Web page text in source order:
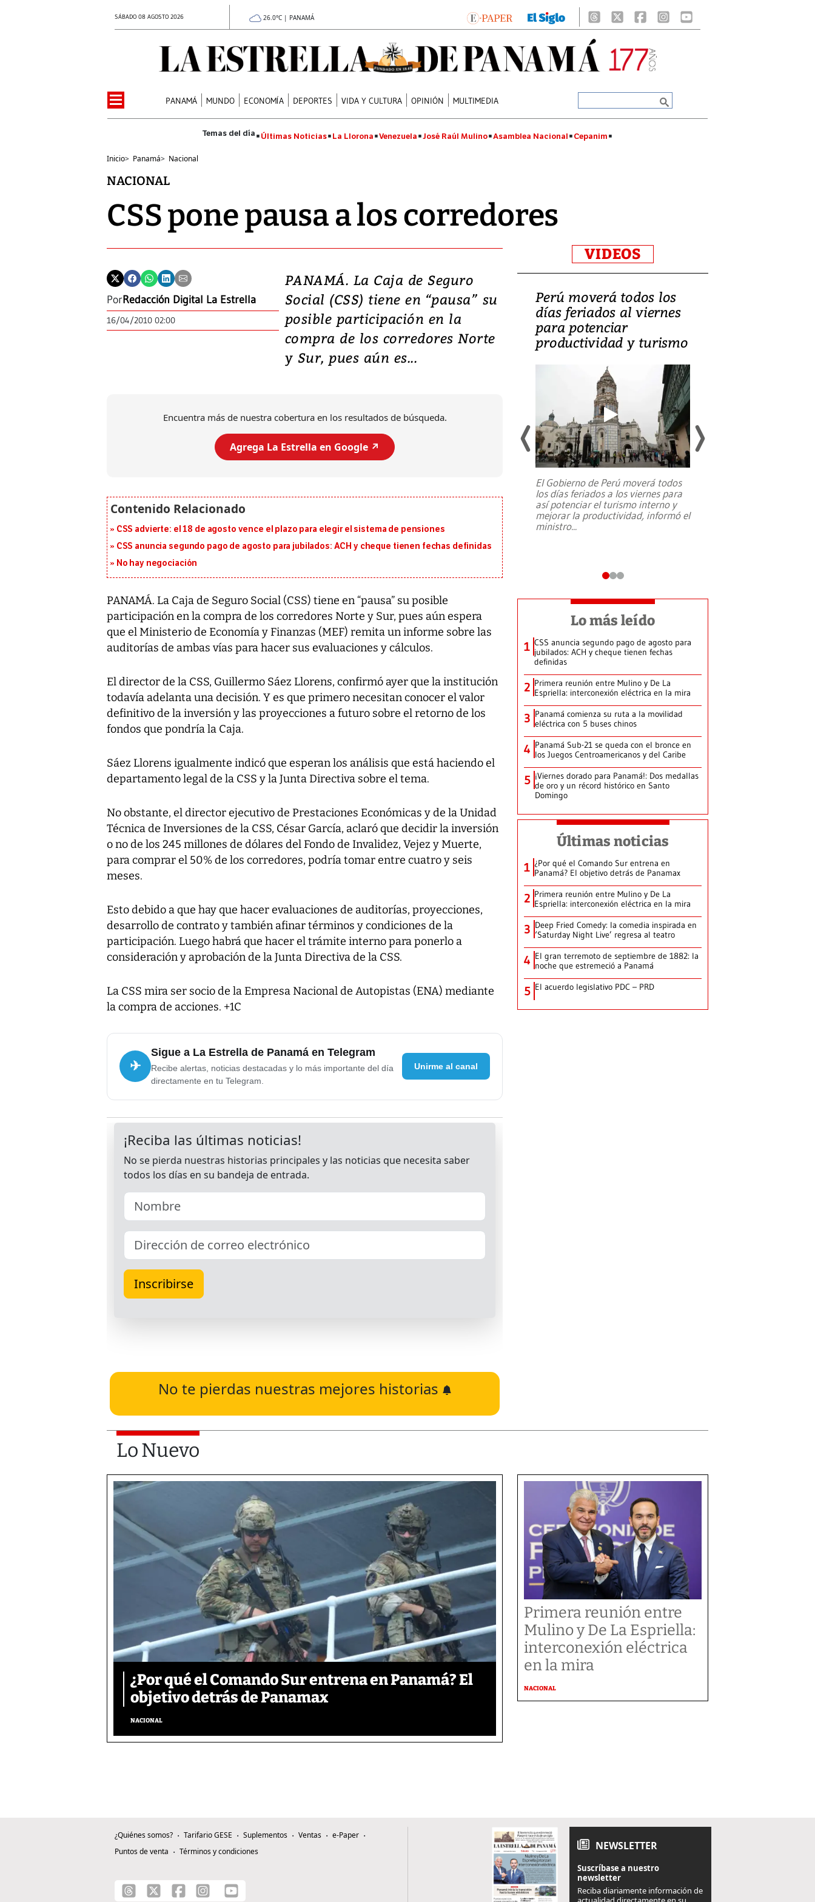
SÁBADO 08 AGOSTO 2026 26.0°C | PANAMÁ
PANAMÁ MUNDO ECONOMÍA DEPORTES VIDA Y CULTURA OPINIÓN MULTIMEDIA
Últimas Noticias La Llorona Venezuela José Raúl Mulino Asamblea Nacional Cepanim
Inicio> Panamá> Nacional
NACIONAL
CSS pone pausa a los corredores
PorRedacción Digital La Estrella
16/04/2010 02:00
PANAMÁ. La Caja de Seguro
Social (CSS) tiene en “pausa” su
posible participación en la
compra de los corredores Norte
y Sur, pues aún es...
Encuentra más de nuestra cobertura en los resultados de búsqueda.
Agrega La Estrella en Google ↗️
CSS advierte: el 18 de agosto vence el plazo para elegir el sistema de pensiones
CSS anuncia segundo pago de agosto para jubilados: ACH y cheque tienen fechas definidas
No hay negociación
PANAMÁ. La Caja de Seguro Social (CSS) tiene en “pausa” su posible
participación en la compra de los corredores Norte y Sur, pues aún espera
que el Ministerio de Economía y Finanzas (MEF) remita un informe sobre las
auditorías de ambas vías para hacer sus evaluaciones y cálculos.
El director de la CSS, Guillermo Sáez Llorens, confirmó ayer que la institución
todavía adelanta una decisión. Y es que primero necesitan conocer el valor
definitivo de la inversión y las proyecciones a futuro sobre el retorno de los
fondos que pondría la Caja.
Sáez Llorens igualmente indicó que esperan los análisis que está haciendo el
departamento legal de la CSS y la Junta Directiva sobre el tema.
No obstante, el director ejecutivo de Prestaciones Económicas y de la Unidad
Técnica de Inversiones de la CSS, César García, aclaró que decidir la inversión
o no de los 245 millones de dólares del Fondo de Invalidez, Vejez y Muerte,
para comprar el 50% de los corredores, podría tomar entre cuatro y seis
meses.
Esto debido a que hay que hacer evaluaciones de auditorías, proyecciones,
desarrollo de contrato y también afinar términos y condiciones de la
participación. Luego habrá que hacer el trámite interno para ponerlo a
consideración y aprobación de la Junta Directiva de la CSS.
La CSS mira ser socio de la Empresa Nacional de Autopistas (ENA) mediante
la compra de acciones. +1C
✈
Sigue a La Estrella de Panamá en Telegram
Recibe alertas, noticias destacadas y lo más importante del día
directamente en tu Telegram.
Unirme al canal
No te pierdas nuestras mejores historias
VIDEOS
Video: Lula lanza su
candidatura con
promesas de inversión
en defensa, educación y
tierras raras
Entre recuerdos y escuetas
da Silva, oficializó este domingo su
candidatura...
Perú moverá todos los
días feriados al viernes
para potenciar
productividad y turismo
El Gobierno de Perú moverá todos
los días feriados a los viernes para
así potenciar el turismo interno y
mejorar la productividad, informó el
ministro...
Lo más leído
1 CSS anuncia segundo pago de agosto para
jubilados: ACH y cheque tienen fechas
definidas
2 Primera reunión entre Mulino y De La
Espriella: interconexión eléctrica en la mira
3 Panamá comienza su ruta a la movilidad
eléctrica con 5 buses chinos
4 Panamá Sub-21 se queda con el bronce en
los Juegos Centroamericanos y del Caribe
5 ¡Viernes dorado para Panamá!: Dos medallas
de oro y un récord histórico en Santo
Domingo
Últimas noticias
1 ¿Por qué el Comando Sur entrena en
Panamá? El objetivo detrás de Panamax
2 Primera reunión entre Mulino y De La
Espriella: interconexión eléctrica en la mira
3 Deep Fried Comedy: la comedia inspirada en
‘Saturday Night Live’ regresa al teatro
4 El gran terremoto de septiembre de 1882: la
noche que estremeció a Panamá
5 El acuerdo legislativo PDC – PRD
Lo Nuevo
¿Por qué el Comando Sur entrena en Panamá? El
objetivo detrás de Panamax
NACIONAL
Primera reunión entre
Mulino y De La Espriella:
interconexión eléctrica
en la mira
NACIONAL
¿Quiénes somos? Tarifario GESE Suplementos Ventas
e-Paper
Puntos de venta
Términos y condiciones NEWSLETTER
Suscríbase a nuestro
newsletter
Reciba diariamente información de